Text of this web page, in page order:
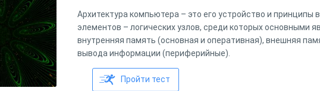
Архитектура компьютера – это его устройство и принципы
элементов – логических узлов, среди которых основными
внутренняя память (основная и оперативная), внешняя
вывода информации (периферийные).
Пройти тест